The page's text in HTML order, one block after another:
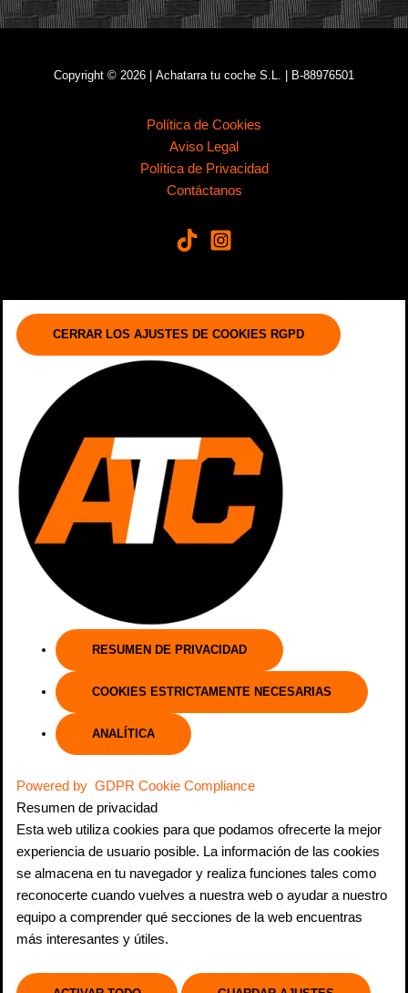
Copyright © 2026 | Achatarra tu coche S.L. | B-88976501
Política de Cookies
Aviso Legal
Política de Privacidad
Contáctanos
CERRAR LOS AJUSTES DE COOKIES RGPD
RESUMEN DE PRIVACIDAD
COOKIES ESTRICTAMENTE NECESARIAS
ANALÍTICA
Powered by GDPR Cookie Compliance
Resumen de privacidad
Esta web utiliza cookies para que podamos ofrecerte la mejor
experiencia de usuario posible. La información de las cookies
se almacena en tu navegador y realiza funciones tales como
reconocerte cuando vuelves a nuestra web o ayudar a nuestro
equipo a comprender qué secciones de la web encuentras
más interesantes y útiles.